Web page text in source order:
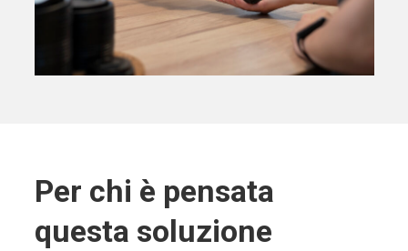
Per chi è pensata
questa soluzione